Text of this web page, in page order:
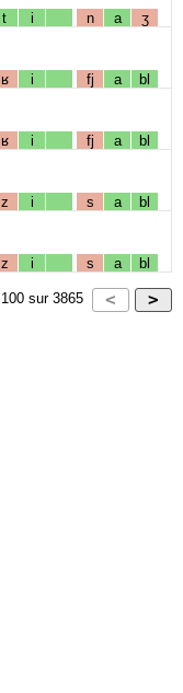
t i n a ʒ
ʁ i fj a bl
ʁ i fj a bl
z i s a bl
z i s a bl
100 sur 3865